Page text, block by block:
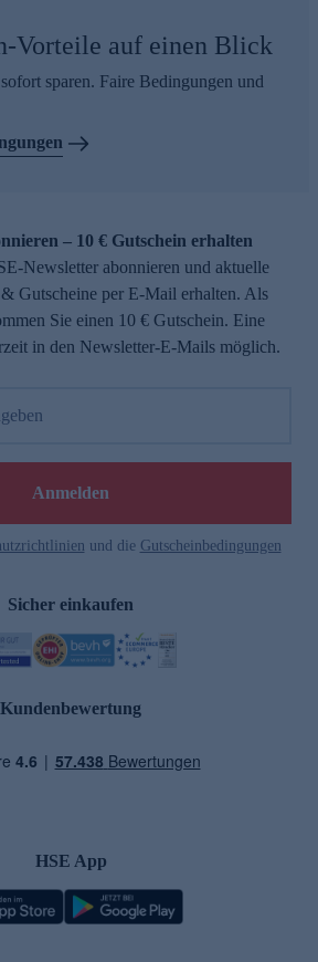
Vorteile auf einen Blick
sparen. Faire Bedingungen und
– 10 € Gutschein erhalten
Newsletter abonnieren und aktuelle
Gutscheine per E-Mail erhalten. Als
Sie einen 10 € Gutschein. Eine
in den Newsletter-E-Mails möglich.
Anmelden
und die Gutscheinbedingungen
Sicher einkaufen
Kundenbewertung
HSE App